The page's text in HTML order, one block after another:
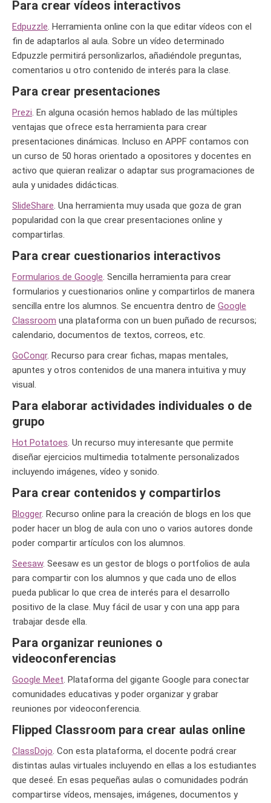
Para crear vídeos interactivos
Edpuzzle. Herramienta online con la que editar vídeos con el
fin de adaptarlos al aula. Sobre un vídeo determinado
Edpuzzle permitirá personlizarlos, añadiéndole preguntas,
comentarios u otro contenido de interés para la clase.
Para crear presentaciones
Prezi. En alguna ocasión hemos hablado de las múltiples
ventajas que ofrece esta herramienta para crear
presentaciones dinámicas. Incluso en APPF contamos con
un curso de 50 horas orientado a opositores y docentes en
activo que quieran realizar o adaptar sus programaciones de
aula y unidades didácticas.
SlideShare. Una herramienta muy usada que goza de gran
popularidad con la que crear presentaciones online y
compartirlas.
Para crear cuestionarios interactivos
Formularios de Google. Sencilla herramienta para crear
formularios y cuestionarios online y compartirlos de manera
sencilla entre los alumnos. Se encuentra dentro de Google
Classroom una plataforma con un buen puñado de recursos;
calendario, documentos de textos, correos, etc.
GoConqr. Recurso para crear fichas, mapas mentales,
apuntes y otros contenidos de una manera intuitiva y muy
visual.
Para elaborar actividades individuales o de
grupo
Hot Potatoes. Un recurso muy interesante que permite
diseñar ejercicios multimedia totalmente personalizados
incluyendo imágenes, vídeo y sonido.
Para crear contenidos y compartirlos
Blogger. Recurso online para la creación de blogs en los que
poder hacer un blog de aula con uno o varios autores donde
poder compartir artículos con los alumnos.
Seesaw. Seesaw es un gestor de blogs o portfolios de aula
para compartir con los alumnos y que cada uno de ellos
pueda publicar lo que crea de interés para el desarrollo
positivo de la clase. Muy fácil de usar y con una app para
trabajar desde ella.
Para organizar reuniones o
videoconferencias
Google Meet. Plataforma del gigante Google para conectar
comunidades educativas y poder organizar y grabar
reuniones por videoconferencia.
Flipped Classroom para crear aulas online
ClassDojo. Con esta plataforma, el docente podrá crear
distintas aulas virtuales incluyendo en ellas a los estudiantes
que deseé. En esas pequeñas aulas o comunidades podrán
compartirse vídeos, mensajes, imágenes, documentos y